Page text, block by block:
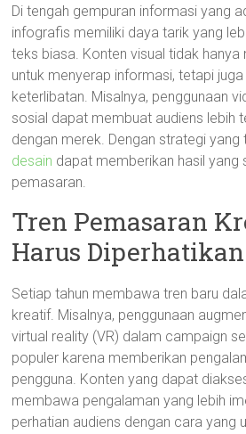
Di tengah gempuran informasi yang
infografis memiliki daya tarik yang
teks biasa. Konten visual tidak hanya
untuk menyerap informasi, tetapi
keterlibatan. Misalnya, penggunaan
sosial dapat membuat audiens lebih
dengan merek. Dengan strategi yang
desain dapat memberikan hasil yang
pemasaran.
Tren Pemasaran
Harus Diperhatikan
Setiap tahun membawa tren baru
kreatif. Misalnya, penggunaan
virtual reality (VR) dalam campaign
populer karena memberikan
pengguna. Konten yang dapat
membawa pengalaman yang lebih
perhatian audiens dengan cara yang